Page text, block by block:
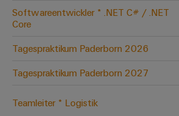
Softwareentwickler * .NET C# / .NET
Core
Tagespraktikum Paderborn 2026
Tagespraktikum Paderborn 2027
Teamleiter * Logistik